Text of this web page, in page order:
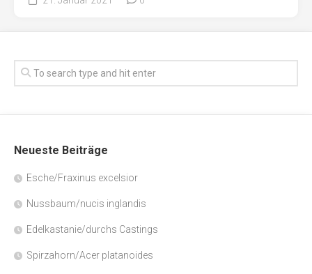
Neueste Beiträge
Esche/Fraxinus excelsior
Nussbaum/nucis inglandis
Edelkastanie/durchs Castings
Spirzahorn/Acer platanoides